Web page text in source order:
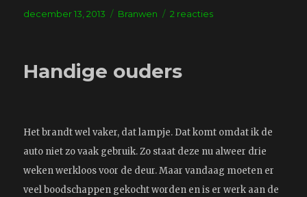
Geplaatst
december 13, 2013 Tags
Branwen 2 reactiesop
Handige ouders
Het brandt wel vaker, dat lampje. Dat komt omdat ik de
auto niet zo vaak gebruik. Zo staat deze nu alweer drie
weken werkloos voor de deur. Maar vandaag moeten er
veel boodschappen gekocht worden en is er werk aan de